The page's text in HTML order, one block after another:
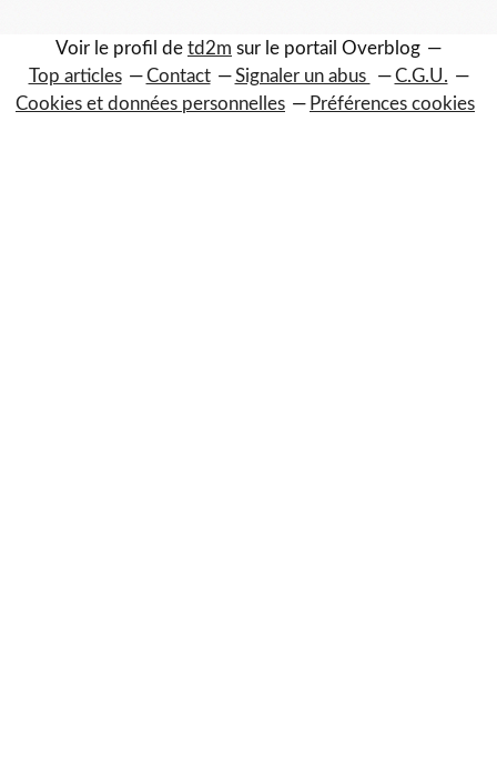
Voir le profil de td2m sur le portail Overblog
Top articles
Contact Signaler un abus
C.G.U.
Cookies et données personnelles
Préférences cookies